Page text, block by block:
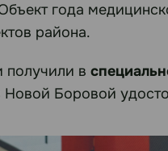
года
района.
получили в
Боровой